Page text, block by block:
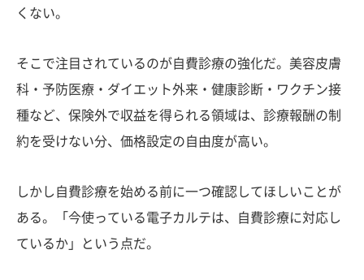
くない。
そこで注目されているのが自費診療の強化だ。美容皮膚
科・予防医療・ダイエット外来・健康診断・ワクチン接
種など、保険外で収益を得られる領域は、診療報酬の制
約を受けない分、価格設定の自由度が高い。
しかし自費診療を始める前に一つ確認してほしいことが
ある。「今使っている電子カルテは、自費診療に対応し
ているか」という点だ。